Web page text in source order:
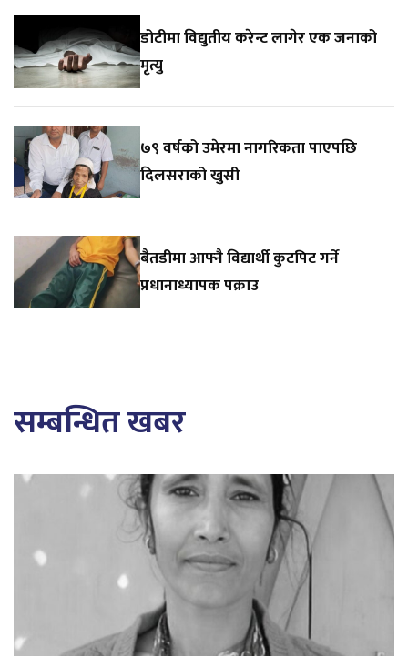
डोटीमा विद्युतीय करेन्ट लागेर एक जनाको
मृत्यु
७९ वर्षको उमेरमा नागरिकता पाएपछि
दिलसराको खुसी
बैतडीमा आफ्नै विद्यार्थी कुटपिट गर्ने
प्रधानाध्यापक पक्राउ
सम्बन्धित खबर